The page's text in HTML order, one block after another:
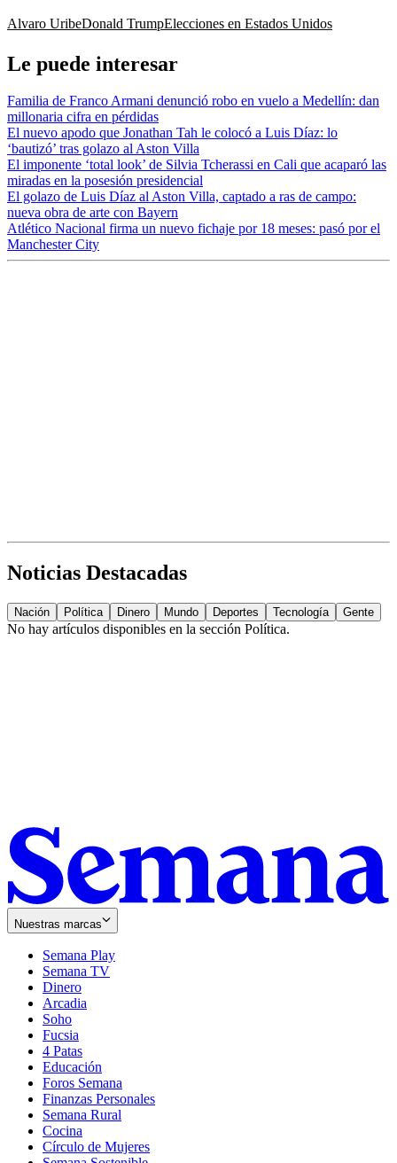
Alvaro UribeDonald TrumpElecciones en Estados Unidos
Le puede interesar
Familia de Franco Armani denunció robo en vuelo a Medellín: dan
millonaria cifra en pérdidas
El nuevo apodo que Jonathan Tah le colocó a Luis Díaz: lo
‘bautizó’ tras golazo al Aston Villa
El imponente ‘total look’ de Silvia Tcherassi en Cali que acaparó las
miradas en la posesión presidencial
El golazo de Luis Díaz al Aston Villa, captado a ras de campo:
nueva obra de arte con Bayern
Atlético Nacional firma un nuevo fichaje por 18 meses: pasó por el
Manchester City
Noticias Destacadas
Nación Política Dinero Mundo Deportes Tecnología Gente
No hay artículos disponibles en la sección Política.
Nuestras marcas
Semana Play
Semana TV
Dinero
Arcadia
Soho
in
new
window
Fucsia
in
new
window
4 Patas
Educación
Foros Semana
Finanzas Personales
Semana Rural
Cocina
Círculo de Mujeres